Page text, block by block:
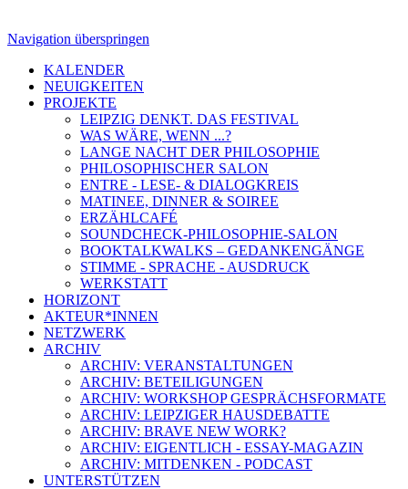
Navigation überspringen
KALENDER
NEUIGKEITEN
PROJEKTE
LEIPZIG DENKT. DAS FESTIVAL
WAS WÄRE, WENN ...?
LANGE NACHT DER PHILOSOPHIE
PHILOSOPHISCHER SALON
ENTRE - LESE- & DIALOGKREIS
MATINEE, DINNER & SOIREE
ERZÄHLCAFÉ
SOUNDCHECK-PHILOSOPHIE-SALON
BOOKTALKWALKS – GEDANKENGÄNGE
STIMME - SPRACHE - AUSDRUCK
WERKSTATT
HORIZONT
AKTEUR*INNEN
NETZWERK
ARCHIV
ARCHIV: VERANSTALTUNGEN
ARCHIV: BETEILIGUNGEN
ARCHIV: WORKSHOP GESPRÄCHSFORMATE
ARCHIV: LEIPZIGER HAUSDEBATTE
ARCHIV: BRAVE NEW WORK?
ARCHIV: EIGENTLICH - ESSAY-MAGAZIN
ARCHIV: MITDENKEN - PODCAST
UNTERSTÜTZEN